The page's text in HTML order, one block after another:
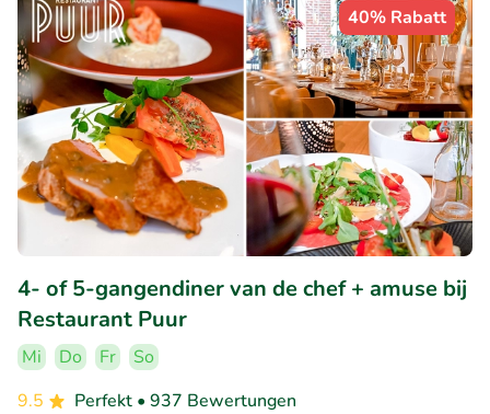
40% Rabatt
4- of 5-gangendiner van de chef + amuse bij
Restaurant Puur
Mi Do Fr
So
9.5
Perfekt • 937 Bewertungen